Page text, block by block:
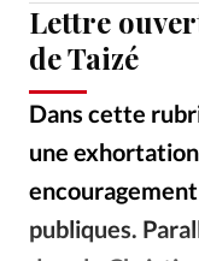
Tous les articles
Faire un don
Emploi
Se connecter
Édition:
Devise:
Lettre
de Taizé
Dans cette
une
publiques.